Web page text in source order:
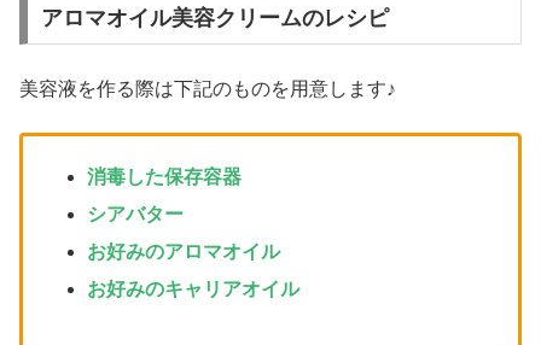
アロマオイル美容クリームのレシピ
美容液を作る際は下記のものを用意します♪
消毒した保存容器
シアバター
お好みのアロマオイル
お好みのキャリアオイル